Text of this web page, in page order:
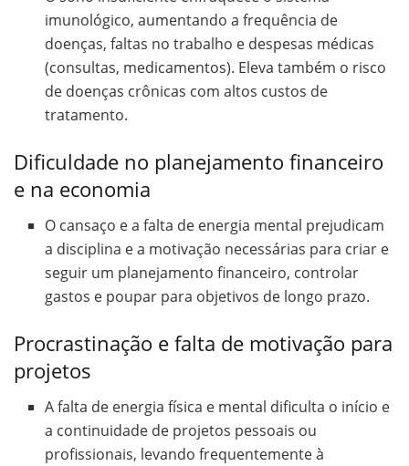
imunológico, aumentando a frequência de
doenças, faltas no trabalho e despesas médicas
(consultas, medicamentos). Eleva também o risco
de doenças crônicas com altos custos de
tratamento.
Dificuldade no planejamento financeiro
e na economia
O cansaço e a falta de energia mental prejudicam
a disciplina e a motivação necessárias para criar e
seguir um planejamento financeiro, controlar
gastos e poupar para objetivos de longo prazo.
Procrastinação e falta de motivação para
projetos
A falta de energia física e mental dificulta o início e
a continuidade de projetos pessoais ou
profissionais, levando frequentemente à